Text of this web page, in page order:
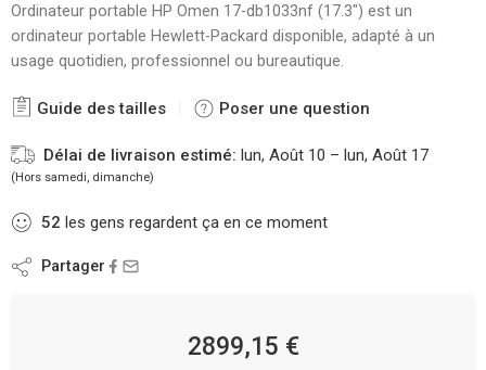
Ordinateur portable HP Omen 17-db1033nf (17.3″) est un
ordinateur portable Hewlett-Packard disponible, adapté à un
usage quotidien, professionnel ou bureautique.
Guide des tailles Poser une question
Délai de livraison estimé: lun, Août 10 – lun, Août 17
(Hors samedi, dimanche)
52 les gens regardent ça en ce moment
Partager
2899,15 €